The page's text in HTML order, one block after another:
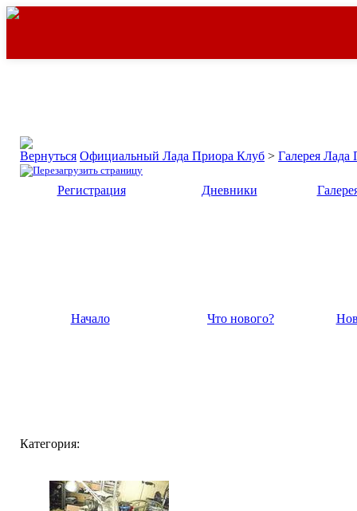
Официальный Лада Приора Клуб > Галерея Лада
Регистрация Дневники
Начало Что нового?
Категория: